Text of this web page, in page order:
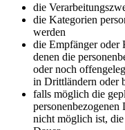
die
die Kategorien
werden
die Empfänger oder
denen die
oder noch
in Drittländern oder
falls möglich die
personenbezogenen
nicht möglich ist,